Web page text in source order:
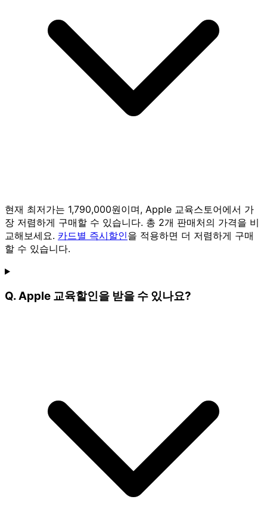
현재 최저가는 1,790,000원이며, Apple 교육스토어에서 가
장 저렴하게 구매할 수 있습니다. 총 2개 판매처의 가격을 비
교해보세요. 카드별 즉시할인을 적용하면 더 저렴하게 구매
할 수 있습니다.
Q. Apple 교육할인을 받을 수 있나요?